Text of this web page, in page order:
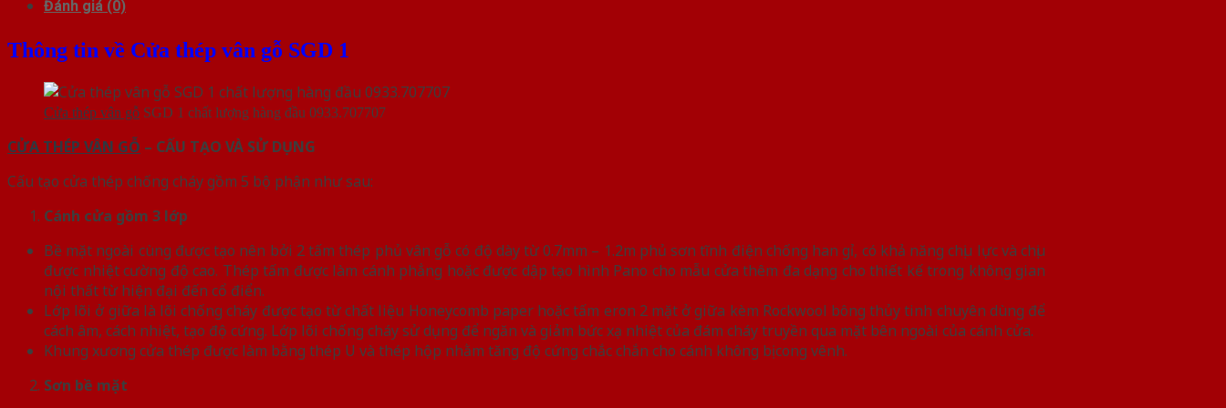
Đánh giá (0)
Thông tin về Cửa thép vân gỗ SGD 1
Cửa thép vân gỗ SGD 1 chất lượng hàng đầu 0933.707707
CỬA THÉP VÂN GỖ – CẤU TẠO VÀ SỬ DỤNG
Cấu tạo cửa thép chống cháy gồm 5 bộ phận như sau:
Cánh cửa gồm 3 lớp
Bề mặt ngoài cùng được tạo nên bởi 2 tấm thép phủ vân gỗ có độ dày từ 0.7mm – 1.2m phủ sơn tĩnh điện chống han gỉ, có khả năng chịu lực và chịu
được nhiệt cường độ cao. Thép tấm được làm cánh phẳng hoặc được dập tạo hình Pano cho mẫu cửa thêm đa dạng cho thiết kế trong không gian
nội thất từ hiện đại đến cổ điển.
Lớp lõi ở giữa là lõi chống cháy được tạo từ chất liệu Honeycomb paper hoặc tấm eron 2 mặt ở giữa kèm Rockwool bông thủy tinh chuyên dùng để
cách âm, cách nhiệt, tạo độ cứng. Lớp lõi chống cháy sử dụng để ngăn và giảm bức xạ nhiệt của đám cháy truyền qua mặt bên ngoài của cánh cửa.
Khung xương cửa thép được làm bằng thép U và thép hộp nhằm tăng độ cứng chắc chắn cho cánh không bị cong vênh.
Sơn bề mặt